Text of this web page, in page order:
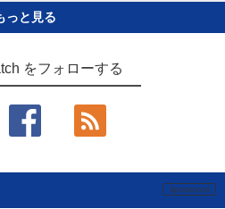
っと見る
をフォローする